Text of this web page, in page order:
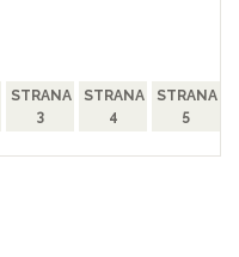
STRANA
3
STRANA
4
STRANA
5